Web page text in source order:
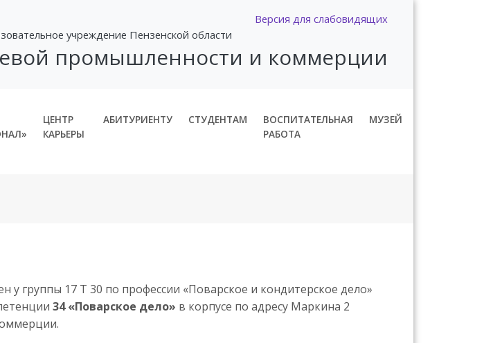
Версия для слабовидящих
учреждение Пензенской области
промышленности и коммерции
ЦЕНТР
КАРЬЕРЫ
АБИТУРИЕНТУ СТУДЕНТАМ
ВОСПИТАТЕЛЬНАЯ
РАБОТА
МУЗЕЙ
у группы 17 Т 30 по профессии «Поварское и кондитерское дело»
34 «Поварское дело» в корпусе по адресу Маркина 2